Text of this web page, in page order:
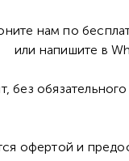
нам по
или напишите в
офертой и